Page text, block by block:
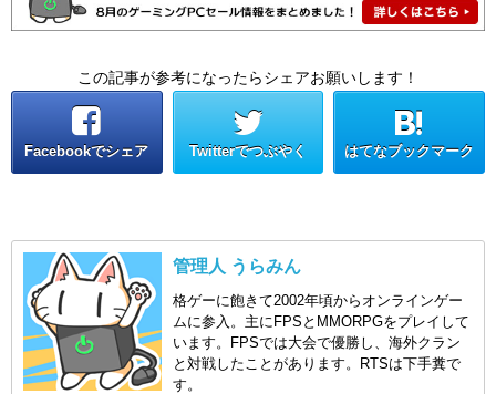
この記事が参考になったらシェアお願いします！
Facebookでシェア Twitterでつぶやく はてなブックマーク
管理人 うらみん
格ゲーに飽きて2002年頃からオンラインゲー
ムに参入。主にFPSとMMORPGをプレイして
います。FPSでは大会で優勝し、海外クラン
と対戦したことがあります。RTSは下手糞で
す。